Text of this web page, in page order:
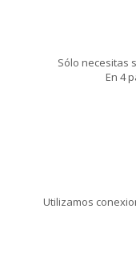
Sólo necesitas
En 4
Utilizamos